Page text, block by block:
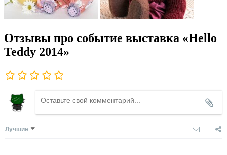
Отзывы про событие выставка «Hello
Teddy 2014»
Лучшие